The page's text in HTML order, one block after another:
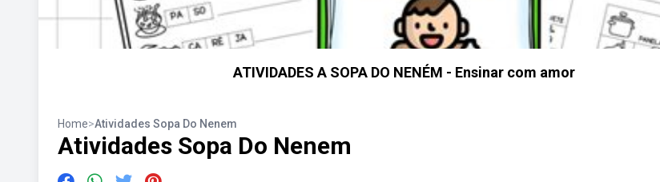
ATIVIDADES A SOPA DO NENÉM - Ensinar com amor
Home>Atividades Sopa Do Nenem
Atividades Sopa Do Nenem